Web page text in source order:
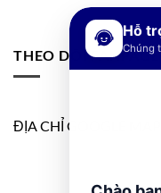
THEO DÕI FANPAGE
ĐỊA CHỈ GOOGLE MAP
Hỗ
Chúng